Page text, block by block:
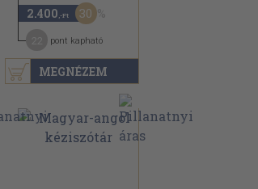
MEGNÉZEM
2.400 ,-Ft 30
pont kapható